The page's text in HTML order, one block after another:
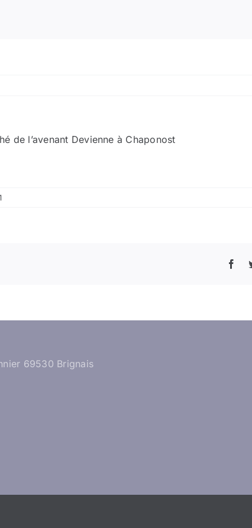
de l’avenant Devienne à Chaponost
69530 Brignais